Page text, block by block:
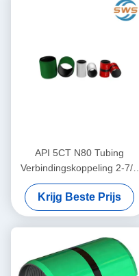
middelgrote diepte voor olie-
en gasproductie en
API 5CT N80 Tubing
Verbindingskoppeling 2-7/8
inch voor Olieveld
Puttenonderhoud, Reparatie
en Pijpvervanging
Krijg Beste Prijs